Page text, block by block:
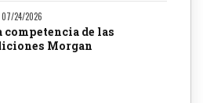
07/24/2026
competencia de las
Morgan